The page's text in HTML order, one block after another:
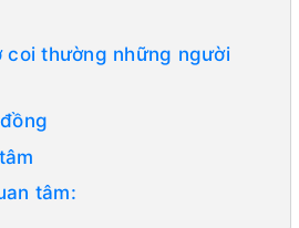
coi thường những người
tâm: